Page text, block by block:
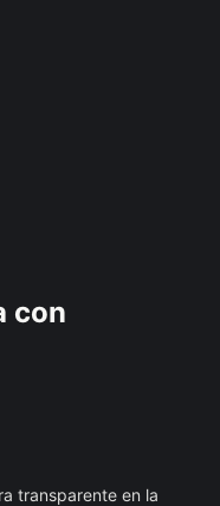
con
transparente en la